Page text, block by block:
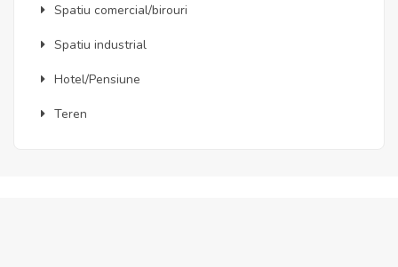
Spatiu comercial/birouri
Spatiu industrial
Hotel/Pensiune
Teren